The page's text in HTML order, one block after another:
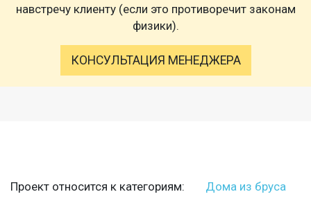
навстречу клиенту (если это противоречит законам
физики).
КОНСУЛЬТАЦИЯ МЕНЕДЖЕРА
Проект относится к категориям:
Дома из бруса